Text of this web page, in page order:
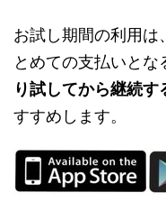
お試し期間の利用は
とめての支払いとな
り試してから継続
すすめします。